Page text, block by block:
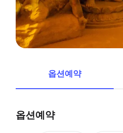
옵션예약
옵션예약